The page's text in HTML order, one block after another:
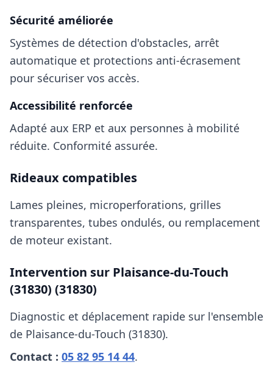
Sécurité améliorée
Systèmes de détection d'obstacles, arrêt
automatique et protections anti-écrasement
pour sécuriser vos accès.
Accessibilité renforcée
Adapté aux ERP et aux personnes à mobilité
réduite. Conformité assurée.
Rideaux compatibles
Lames pleines, microperforations, grilles
transparentes, tubes ondulés, ou remplacement
de moteur existant.
Intervention sur Plaisance-du-Touch
(31830) (31830)
Diagnostic et déplacement rapide sur l'ensemble
de Plaisance-du-Touch (31830).
Contact : 05 82 95 14 44.